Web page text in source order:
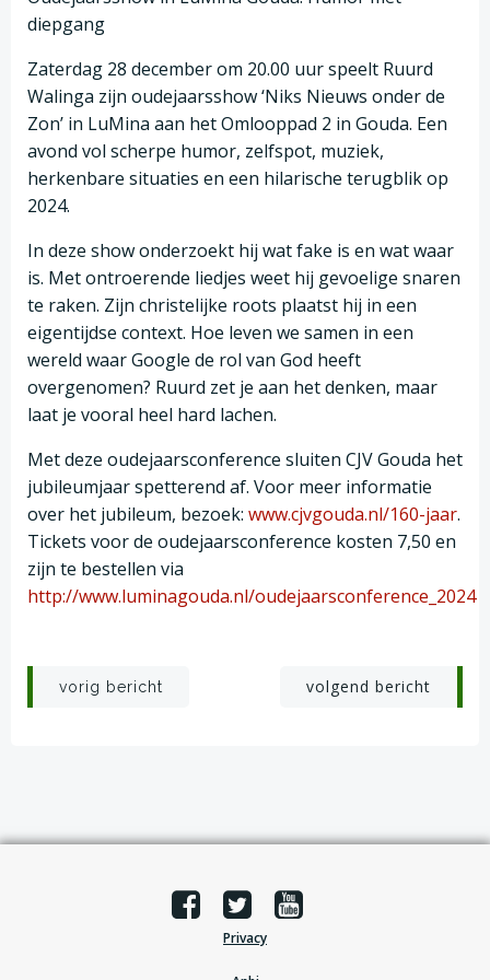
diepgang
Zaterdag 28 december om 20.00 uur speelt Ruurd
Walinga zijn oudejaarsshow ‘Niks Nieuws onder de
Zon’ in LuMina aan het Omlooppad 2 in Gouda. Een
avond vol scherpe humor, zelfspot, muziek,
herkenbare situaties en een hilarische terugblik op
2024.
In deze show onderzoekt hij wat fake is en wat waar
is. Met ontroerende liedjes weet hij gevoelige snaren
te raken. Zijn christelijke roots plaatst hij in een
eigentijdse context. Hoe leven we samen in een
wereld waar Google de rol van God heeft
overgenomen? Ruurd zet je aan het denken, maar
laat je vooral heel hard lachen.
Met deze oudejaarsconference sluiten CJV Gouda het
jubileumjaar spetterend af. Voor meer informatie
over het jubileum, bezoek: www.cjvgouda.nl/160-jaar.
Tickets voor de oudejaarsconference kosten 7,50 en
zijn te bestellen via
http://www.luminagouda.nl/oudejaarsconference_2024
Post
vorig bericht
Postvolgend bericht
Privacy